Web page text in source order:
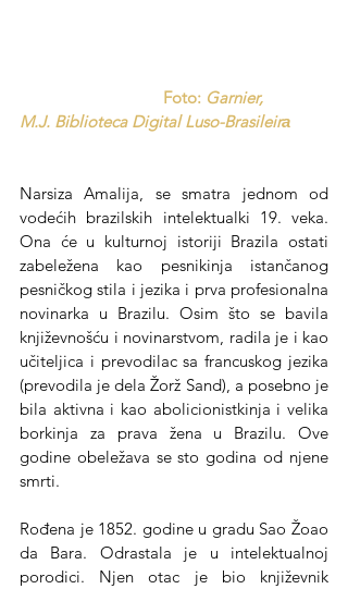
Foto: Garnier,
M.J. Biblioteca Digital Luso-Brasileirа
Narsiza Amalija, se smatra jednom od
vodećih brazilskih intelektualki 19. veka.
Ona će u kulturnoj istoriji Brazila ostati
zabeležena kao pesnikinja istančanog
pesničkog stila i jezika i prva profesionalna
novinarka u Brazilu. Osim što se bavila
književnošću i novinarstvom, radila je i kao
učiteljica i prevodilac sa francuskog jezika
(prevodila je dela Žorž Sand), a posebno je
bila aktivna i kao abolicionistkinja i velika
borkinja za prava žena u Brazilu. Ove
godine obeležava se sto godina od njene
smrti.
Rođena je 1852. godine u gradu Sao Žoao
da Bara. Odrastala je u intelektualnoj
porodici. Njen otac je bio književnik